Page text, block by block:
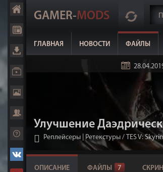
GAMER-MODS
ГЛАВНАЯ НОВОСТИ ФАЙЛЫ
Улучшение
Реплейсеры | Ретекстуры / TES V:
ОПИСАНИЕ ФАЙЛЫ 7